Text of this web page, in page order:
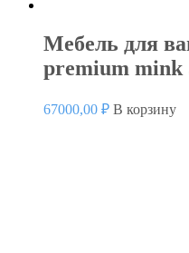
Мебель для
premium mink
67000,00 ₽ В корзину